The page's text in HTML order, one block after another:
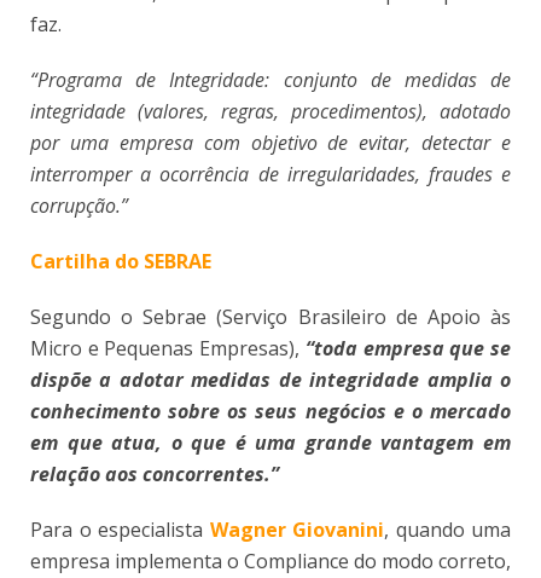
faz.
“Programa de Integridade: conjunto de medidas de
integridade (valores, regras, procedimentos), adotado
por uma empresa com objetivo de evitar, detectar e
interromper a ocorrência de irregularidades, fraudes e
corrupção.”
Cartilha do SEBRAE
Segundo o Sebrae (Serviço Brasileiro de Apoio às
Micro e Pequenas Empresas), “toda empresa que se
dispõe a adotar medidas de integridade amplia o
conhecimento sobre os seus negócios e o mercado
em que atua, o que é uma grande vantagem em
relação aos concorrentes.”
Para o especialista Wagner Giovanini, quando uma
empresa implementa o Compliance do modo correto,